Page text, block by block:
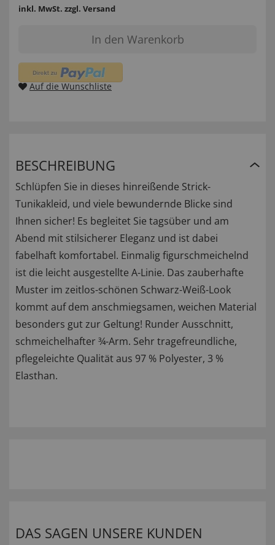
inkl. MwSt. zzgl. Versand
In den Warenkorb
Auf die Wunschliste
BESCHREIBUNG
Schlüpfen Sie in dieses hinreißende Strick-
Tunikakleid, und viele bewundernde Blicke sind
Ihnen sicher! Es begleitet Sie tagsüber und am
Abend mit stilsicherer Eleganz und ist dabei
fabelhaft komfortabel. Einmalig figurschmeichelnd
ist die leicht ausgestellte A-Linie. Das zauberhafte
Muster im zeitlos-schönen Schwarz-Weiß-Look
kommt auf dem anschmiegsamen, weichen Material
besonders gut zur Geltung! Runder Ausschnitt,
schmeichelhafter ¾-Arm. Sehr tragefreundliche,
pflegeleichte Qualität aus 97 % Polyester, 3 %
Elasthan.
DAS SAGEN UNSERE KUNDEN